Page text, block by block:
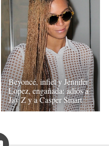
Beyoncé, infiel y Jennifer
Lopez, engañada: adiós a
Jay Z y a Casper Smart